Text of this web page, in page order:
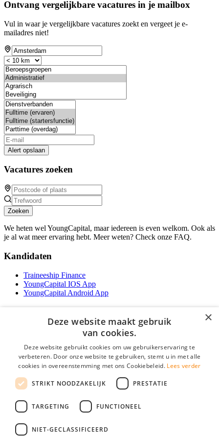
Ontvang vergelijkbare vacatures in je mailbox
Vul in waar je vergelijkbare vacatures zoekt en vergeet je e-
mailadres niet!
Alert opslaan
Vacatures zoeken
Zoeken
We heten wel YoungCapital, maar iedereen is even welkom. Ook als
je al wat meer ervaring hebt. Meer weten? Check onze FAQ.
Kandidaten
Traineeship Finance
YoungCapital IOS App
YoungCapital Android App
Contractvormen
Brochure aanvragen
Vacature aanmelden
Partners
Contact
Social
×
Deze website maakt gebruik
van cookies.
Deze website gebruikt cookies om uw gebruikerservaring te
verbeteren. Door onze website te gebruiken, stemt u in met alle
cookies in overeenstemming met ons Cookiebeleid. Lees verder
STRIKT NOODZAKELIJK PRESTATIE
TARGETING FUNCTIONEEL
NIET-GECLASSIFICEERD